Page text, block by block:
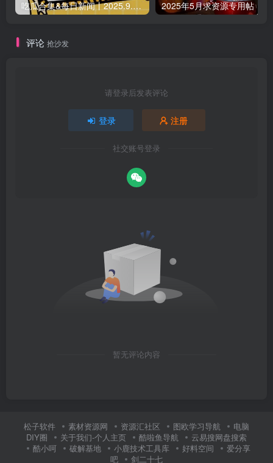
吃瓜合集&每日新闻丨2025.9.5 日更新（作者失业期间随缘更新） 2025年5月求资源专用帖
评论 抢沙发
请登录后发表评论
登录 注册
社交账号登录
暂无评论内容
松子软件 素材资源网 资源汇社区 图欧学习导航
电脑
DIY圈
关于我们-个人主页 酷啦鱼导航
云易搜网盘搜索
酷小呵
破解基地 小鹿技术工具库 好料空间
爱分享
吧
剑二十七